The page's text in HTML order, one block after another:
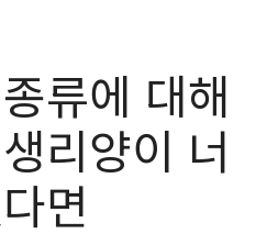
류에 대해
리양이 너
면